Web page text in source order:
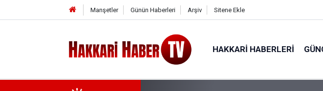
Manşetler Günün Haberleri Arşiv Sitene Ekle
HAKKARI HABERLERI